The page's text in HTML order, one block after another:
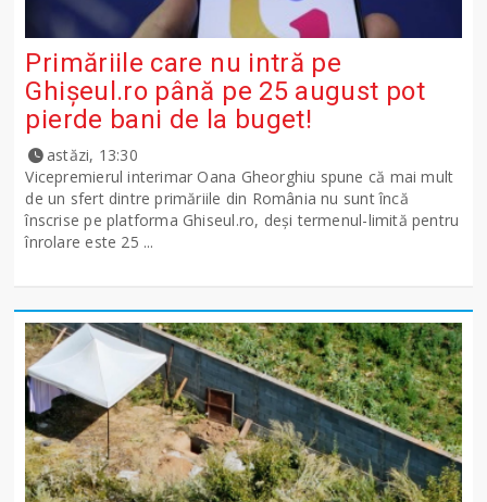
Primăriile care nu intră pe
Ghişeul.ro până pe 25 august pot
pierde bani de la buget!
astăzi, 13:30
Vicepremierul interimar Oana Gheorghiu spune că mai mult
de un sfert dintre primăriile din România nu sunt încă
înscrise pe platforma Ghiseul.ro, deși termenul-limită pentru
înrolare este 25 ...